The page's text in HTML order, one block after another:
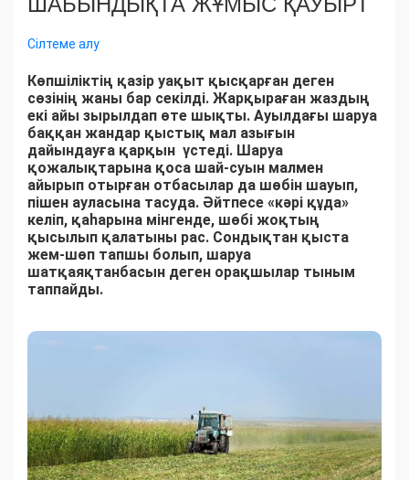
Сілтеме алу
Көпшіліктің қазір уақыт қысқарған деген
сөзінің жаны бар секілді. Жарқыраған жаздың
екі айы зырылдап өте шықты. Ауылдағы шаруа
баққан жандар қыстық мал азығын
дайындауға қарқын үстеді. Шаруа
қожалықтарына қоса шай-суын малмен
айырып отырған отбасылар да шөбін шауып,
пішен ауласына тасуда. Әйтпесе «кәрі құда»
келіп, қаһарына мінгенде, шөбі жоқтың
қысылып қалатыны рас. Сондықтан қыста
жем-шөп тапшы болып, шаруа
шатқаяқтанбасын деген орақшылар тыным
таппайды.